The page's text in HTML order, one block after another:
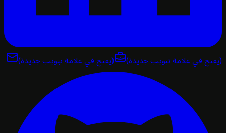
في علامة تبويب جديدة) (يفتح في علامة تبويب جديدة)